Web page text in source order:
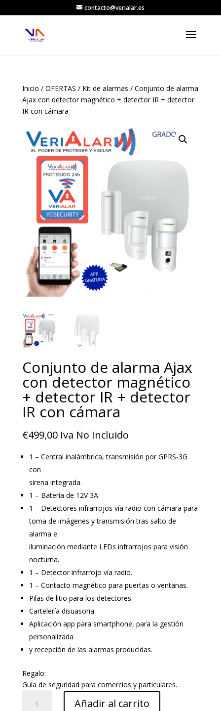
contacto@verialar.es
Inicio / OFERTAS / Kit de alarmas / Conjunto de alarma
Ajax con detector magnético + detector IR + detector
IR con cámara
Conjunto de alarma Ajax
con detector magnético
+ detector IR + detector
IR con cámara
€499,00 Iva No Incluido
1 – Central inalámbrica, transmisión por GPRS-3G
con
sirena integrada.
1 – Batería de 12V 3A.
1 – Detectores infrarrojos vía radio con cámara para
toma de imágenes y transmisión tras salto de
alarma e
iluminación mediante LEDs infrarrojos para visión
nocturna.
1 – Detector infrarrojo vía radio.
1 – Contacto magnético para puertas o ventanas.
Pilas de litio para los detectores.
Cartelería disuasoria.
Aplicación app para smartphone, para la gestión
personalizada
y recepción de las alarmas producidas.
Regalo:
Guía de seguridad para comercios y particulares.
Añadir al carrito